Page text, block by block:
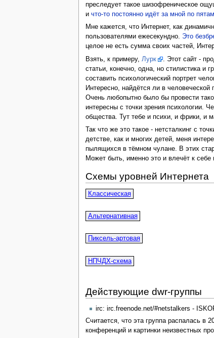
преследует такое шизофреническое
и что-то постоянно идёт за мной по пятам
Мне кажется, что Интернет, как
пользователями ежесекундно. Это
целое не есть сумма своих частей,
Взять, к примеру, Лурк
. Этот сайт -
статьи, конечно, одна, но стилистика и
составить психологический портрет
Интересно, найдётся ли в
Очень любопытно было бы провести
интересны с точки зрения психологии.
общества. Тут тебе и психи, и фрики, и
Так что же это такое - нетсталкинг с
детстве, как и многих детей, меня
пылящихся в тёмном чулане. В этих
Может быть, именно это и влечёт к
Схемы уровней Интернета
Классическая
Альтернативная
Пиксель-артовая
НПЧДХ-схема
Действующие dwr-группы
irc: irc.freenode.net/#netstalkers -
Считается, что эта группа распалась в
конференций и картинки неизвестных